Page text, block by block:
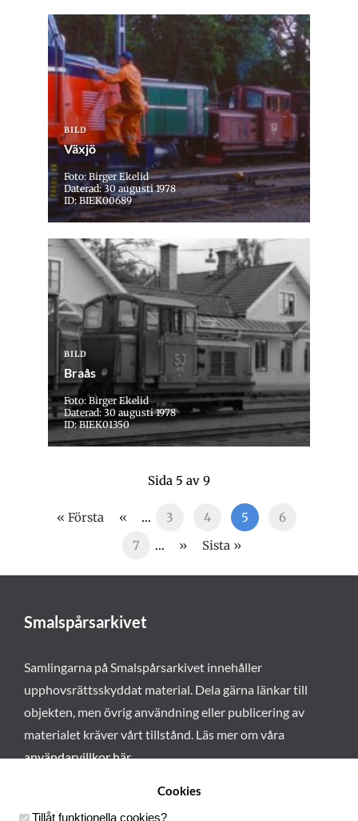
BILD
Växjö
Foto: Birger Ekelid
Daterad: 30 augusti 1978
ID: BIEK00689
BILD
Braås
Foto: Birger Ekelid
Daterad: 30 augusti 1978
ID: BIEK01350
Sida 5 av 9
« Första « ... 3 4 5
6
7
... » Sista »
Smalspårsarkivet
Samlingarna på Smalspårsarkivet innehåller
upphovsrättsskyddat material. Dela gärna länkar till
objekten, men övrig användning eller publicering av
materialet kräver vårt tillstånd. Läs mer om våra
användarvillkor här.
Cookies
Tillåt funktionella cookies?